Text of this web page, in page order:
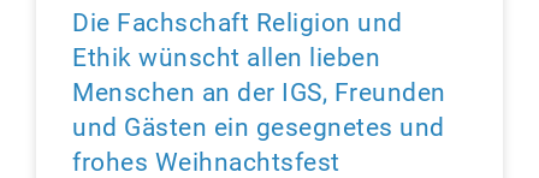
Die Fachschaft Religion und
Ethik wünscht allen lieben
Menschen an der IGS, Freunden
und Gästen ein gesegnetes und
frohes Weihnachtsfest